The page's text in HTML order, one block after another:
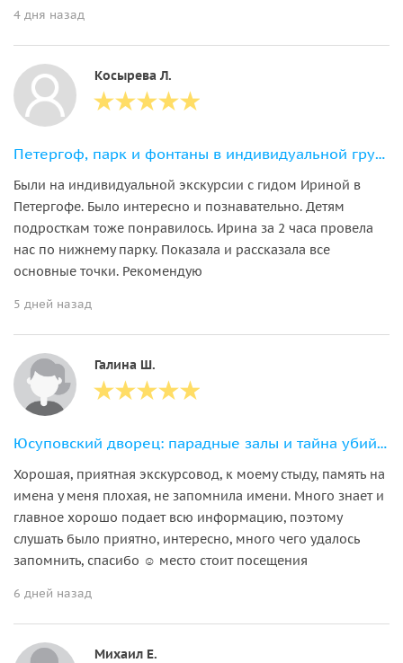
4 дня назад
Косырева Л.
Петергоф, парк и фонтаны в индивидуальной группе
Были на индивидуальной экскурсии с гидом Ириной в
Петергофе. Было интересно и познавательно. Детям
подросткам тоже понравилось. Ирина за 2 часа провела
нас по нижнему парку. Показала и рассказала все
основные точки. Рекомендую
5 дней назад
Галина Ш.
Юсуповский дворец: парадные залы и тайна убийства Распутина
Хорошая, приятная экскурсовод, к моему стыду, память на
имена у меня плохая, не запомнила имени. Много знает и
главное хорошо подает всю информацию, поэтому
слушать было приятно, интересно, много чего удалось
запомнить, спасибо ☺️ место стоит посещения
6 дней назад
Михаил Е.